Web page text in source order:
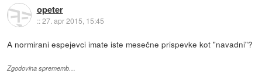
opeter
::27. apr 2015, 15:45
A normirani espejevci imate iste mesečne prispevke kot "navadni"?
Zgodovina sprememb…